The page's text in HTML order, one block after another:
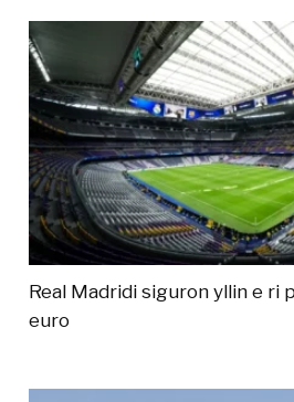
Real Madridi siguron yllin e ri
euro